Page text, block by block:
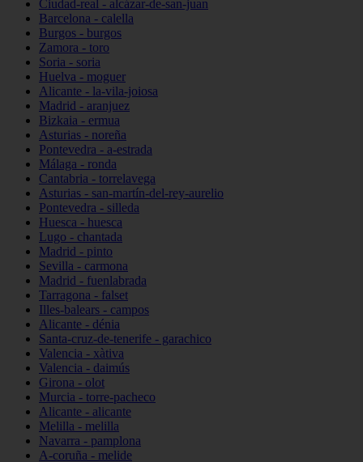
Ciudad-real - alcázar-de-san-juan
Barcelona - calella
Burgos - burgos
Zamora - toro
Soria - soria
Huelva - moguer
Alicante - la-vila-joiosa
Madrid - aranjuez
Bizkaia - ermua
Asturias - noreña
Pontevedra - a-estrada
Málaga - ronda
Cantabria - torrelavega
Asturias - san-martín-del-rey-aurelio
Pontevedra - silleda
Huesca - huesca
Lugo - chantada
Madrid - pinto
Sevilla - carmona
Madrid - fuenlabrada
Tarragona - falset
Illes-balears - campos
Alicante - dénia
Santa-cruz-de-tenerife - garachico
Valencia - xàtiva
Valencia - daimús
Girona - olot
Murcia - torre-pacheco
Alicante - alicante
Melilla - melilla
Navarra - pamplona
A-coruña - melide